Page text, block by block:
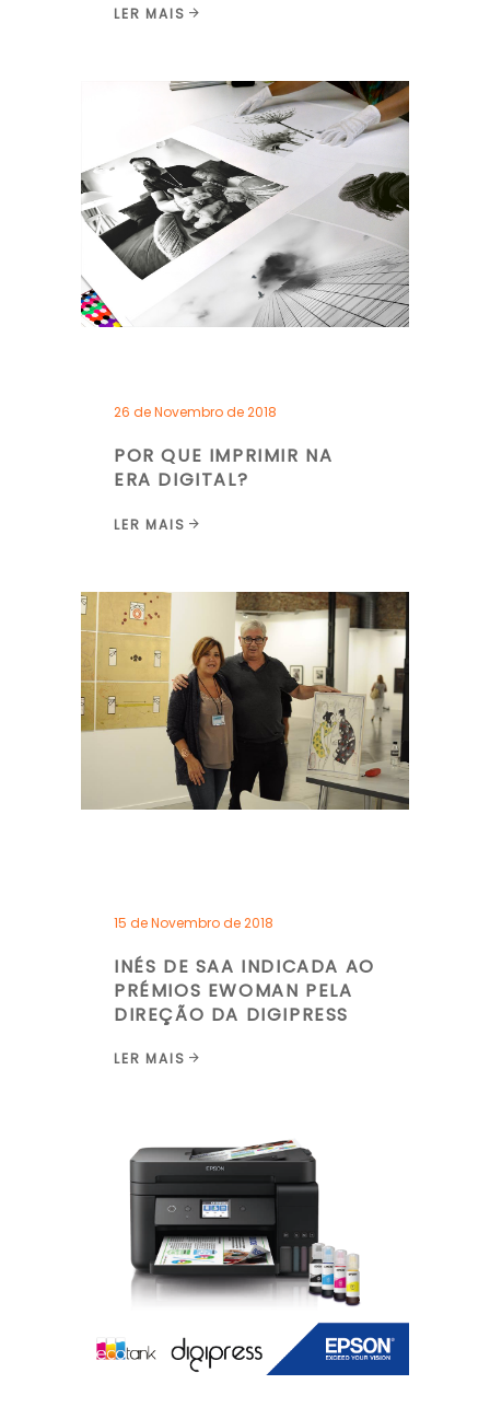
LER MAIS
26 de Novembro de 2018
POR QUE IMPRIMIR NA
ERA DIGITAL?
LER MAIS
15 de Novembro de 2018
INÉS DE SAA INDICADA AO
PRÉMIOS EWOMAN PELA
DIREÇÃO DA DIGIPRESS
LER MAIS